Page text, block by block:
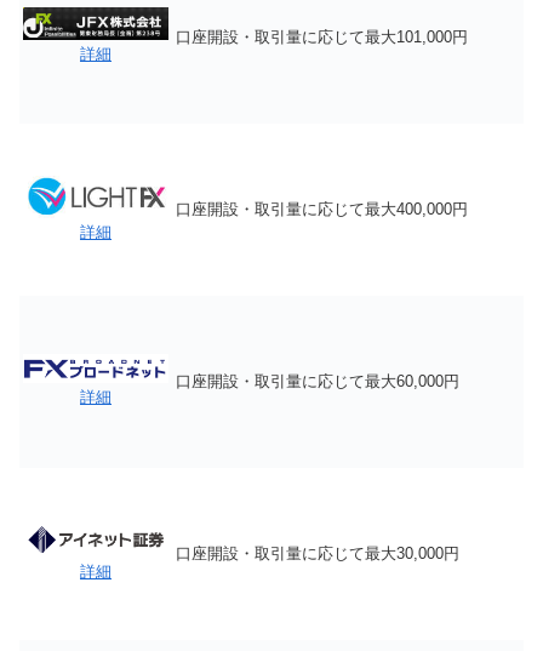
詳細
口座開設・取引量に応じて最大101,000円
詳細
口座開設・取引量に応じて最大400,000円
詳細
口座開設・取引量に応じて最大60,000円
詳細
口座開設・取引量に応じて最大30,000円